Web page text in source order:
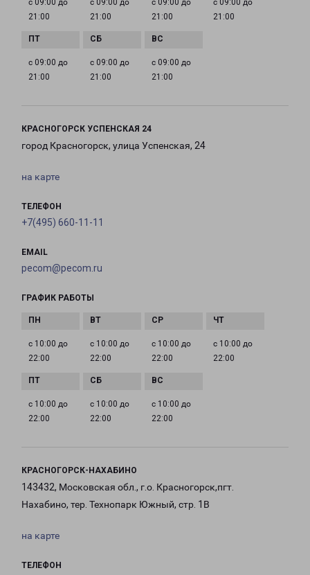
с 09:00 до
21:00
с 09:00 до
21:00
с 09:00 до
21:00
с 09:00 до
21:00
с 09:00 до
21:00
с 09:00 до
21:00
с 09:00 до
21:00
КРАСНОГОРСК УСПЕНСКАЯ 24
город Красногорск, улица Успенская, 24
на карте
ТЕЛЕФОН
+7(495) 660-11-11
EMAIL
pecom@pecom.ru
ГРАФИК РАБОТЫ
с 10:00 до
22:00
с 10:00 до
22:00
с 10:00 до
22:00
с 10:00 до
22:00
с 10:00 до
22:00
с 10:00 до
22:00
с 10:00 до
22:00
КРАСНОГОРСК-НАХАБИНО
143432, Московская обл., г.о. Красногорск,пгт.
Нахабино, тер. Технопарк Южный, стр. 1В
на карте
ТЕЛЕФОН